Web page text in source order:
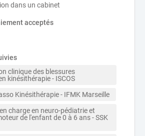
dans un cabinet
acceptés
clinique des blessures
kinésithérapie - ISCOS
Kinésithérapie - IFMK Marseille
charge en neuro-pédiatrie et
de l'enfant de 0 à 6 ans - SSK